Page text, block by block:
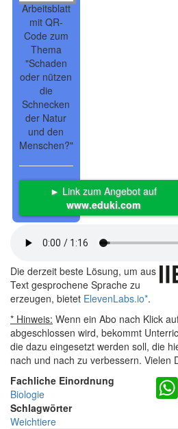
Arbeitsblatt
mit QR-
Code zum
Thema
"Schaden
oder nützen
die
Schnecken
der Natur
und den
Menschen?"
► Link zum Angebot auf
www.eduki.com
Die derzeit beste Lösung, um aus
Text gesprochene Sprache zu
erzeugen, bietet ElevenLabs.io*.
* Hinweis: Wenn ein Abo nach Klick
abgeschlossen wird, bekommt
die dazu eingesetzt werden soll, die
nach und nach zu verbessern. Vielen
Fachliche Einordnung
Biologie
Schlagwörter
Weichtiere